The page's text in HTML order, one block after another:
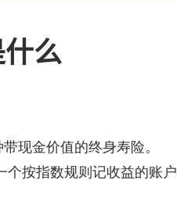
保
指
么
现金价值的终身寿险。
个按指数规则记收益的账户